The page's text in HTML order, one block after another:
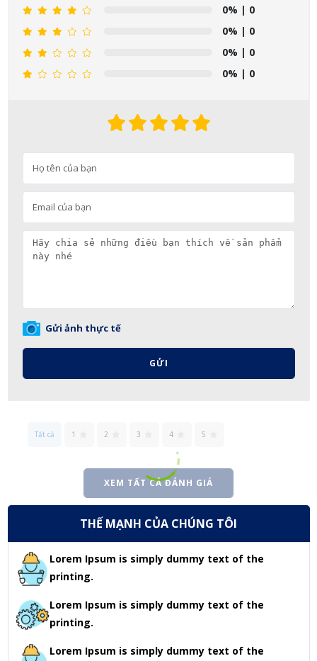
0% | 0
0% | 0
0% | 0
0% | 0
Gửi ảnh thực tế
GỬI
Tất cả 1 2 3 4 5
XEM TẤT CẢ ĐÁNH GIÁ
THẾ MẠNH CỦA CHÚNG TÔI
Lorem Ipsum is simply dummy text of the
printing.
Lorem Ipsum is simply dummy text of the
printing.
Lorem Ipsum is simply dummy text of the